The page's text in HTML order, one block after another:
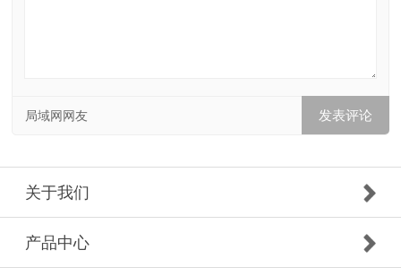
局域网网友
关于我们
产品中心